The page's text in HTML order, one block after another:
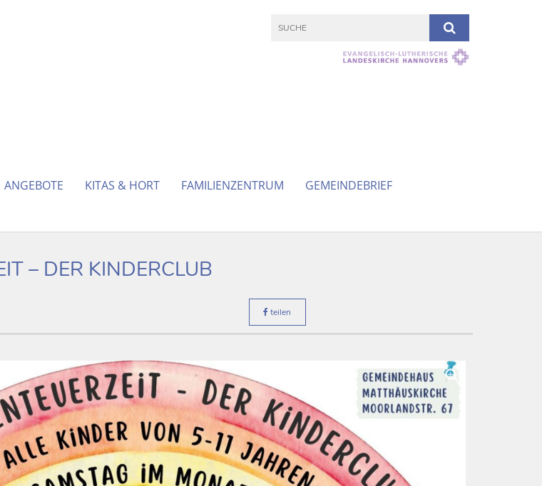
ANGEBOTE KITAS & HORT FAMILIENZENTRUM
GEMEINDEBRIEF
– DER KINDERCLUB
teilen